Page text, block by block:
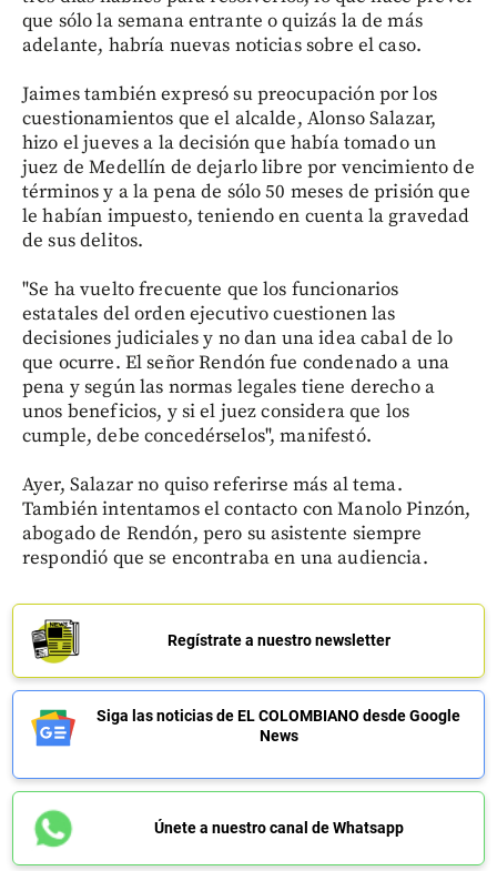
que sólo la semana entrante o quizás la de más
adelante, habría nuevas noticias sobre el caso.
Jaimes también expresó su preocupación por los
cuestionamientos que el alcalde, Alonso Salazar,
hizo el jueves a la decisión que había tomado un
juez de Medellín de dejarlo libre por vencimiento de
términos y a la pena de sólo 50 meses de prisión que
le habían impuesto, teniendo en cuenta la gravedad
de sus delitos.
"Se ha vuelto frecuente que los funcionarios
estatales del orden ejecutivo cuestionen las
decisiones judiciales y no dan una idea cabal de lo
que ocurre. El señor Rendón fue condenado a una
pena y según las normas legales tiene derecho a
unos beneficios, y si el juez considera que los
cumple, debe concedérselos", manifestó.
Ayer, Salazar no quiso referirse más al tema.
También intentamos el contacto con Manolo Pinzón,
abogado de Rendón, pero su asistente siempre
respondió que se encontraba en una audiencia.
Regístrate a nuestro newsletter
Siga las noticias de EL COLOMBIANO desde Google
News
Únete a nuestro canal de Whatsapp